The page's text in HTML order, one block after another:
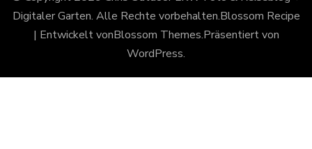
Digitaler Garten. Alle Rechte vorbehalten.Blossom Recipe
| Entwickelt vonBlossom Themes.Präsentiert von
WordPress.